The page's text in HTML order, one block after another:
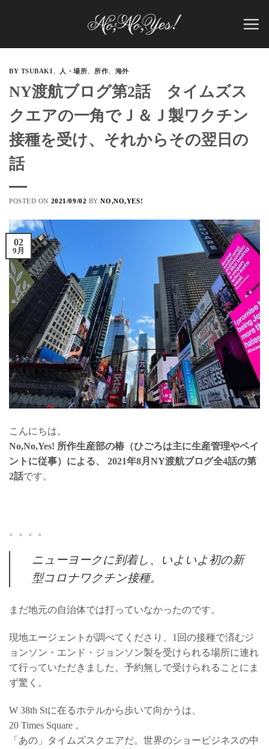
BY TSUBAKI、 人・場所、 所作、 海外
NY渡航ブログ第2話 タイムズス
クエアの一角でＪ＆Ｊ製ワクチン
接種を受け、それからその翌日の
話
POSTED ON 2021/09/02 BYNO,NO,YES!
02
9月
こんにちは。
No,No,Yes! 所作生産部の椿（ひごろは主に生産管理やペイ
ントに従事）による、 2021年8月NY渡航ブログ全4話の第
2話です。
。。。。
ニューヨークに到着し、いよいよ初の新
型コロナワクチン接種。
まだ地元の自治体では打っていなかったのです。
現地エージェントが調べてくださり、1回の接種で済むジ
ョンソン・エンド・ジョンソン製を受けられる場所に連れ
て行っていただきました。予約無しで受けられることにま
ず驚く。
W 38th Stに在るホテルから歩いて向かうは、
20 Times Square 。
「あの」タイムズスクエアだ。世界のショービジネスの中